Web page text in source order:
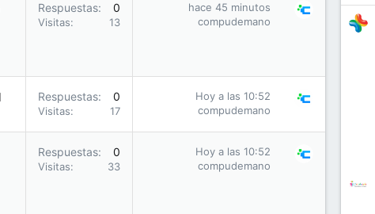
Respuestas 0
Visitas 13
hace 45 minutos
compudemano
Respuestas 0
Visitas 17
Hoy a las 10:52
compudemano
Respuestas 0
Visitas 33
Hoy a las 10:52
compudemano